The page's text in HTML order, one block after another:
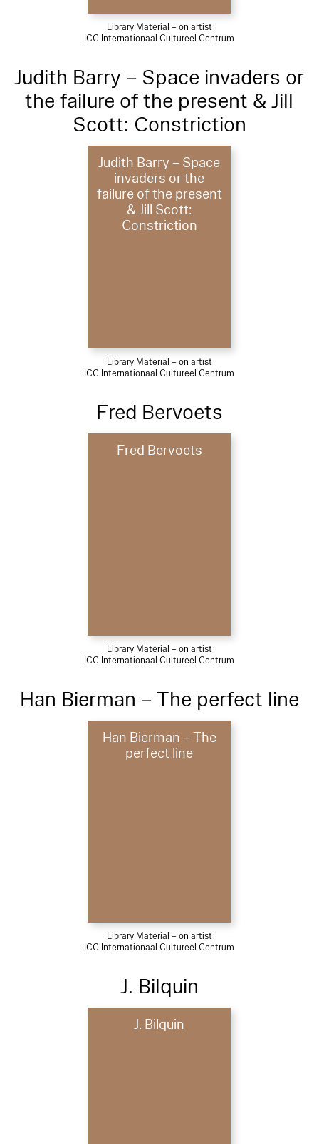
Library Material – on artist
ICC Internationaal Cultureel Centrum
Judith Barry – Space invaders or
the failure of the present & Jill
Scott: Constriction
Judith Barry – Space
invaders or the
failure of the present
& Jill Scott:
Constriction
Library Material – on artist
ICC Internationaal Cultureel Centrum
Fred Bervoets
Fred Bervoets
Library Material – on artist
ICC Internationaal Cultureel Centrum
Han Bierman – The perfect line
Han Bierman – The
perfect line
Library Material – on artist
ICC Internationaal Cultureel Centrum
J. Bilquin
J. Bilquin